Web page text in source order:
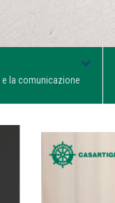
e la comunicazione